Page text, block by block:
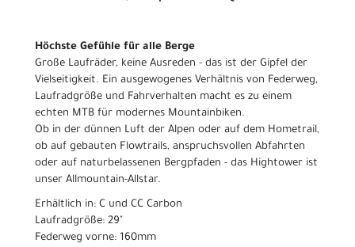
Höchste Gefühle für alle Berge
Große Laufräder, keine Ausreden - das ist der Gipfel der
Vielseitigkeit. Ein ausgewogenes Verhältnis von Federweg,
Laufradgröße und Fahrverhalten macht es zu einem
echten MTB für modernes Mountainbiken.
Ob in der dünnen Luft der Alpen oder auf dem Hometrail,
ob auf gebauten Flowtrails, anspruchsvollen Abfahrten
oder auf naturbelassenen Bergpfaden - das Hightower ist
unser Allmountain-Allstar.
Erhältlich in: C und CC Carbon
Laufradgröße: 29"
Federweg vorne: 160mm